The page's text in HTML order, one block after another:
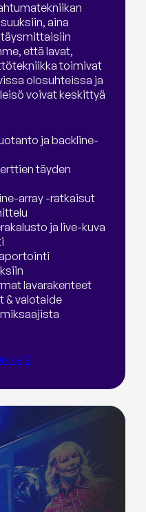
aina
että lavat,
toimivat
olosuhteissa ja
voivat keskittyä
ja backline-
täyden
array -ratkaisut
ja live-kuva
lavarakenteet
& valotaide